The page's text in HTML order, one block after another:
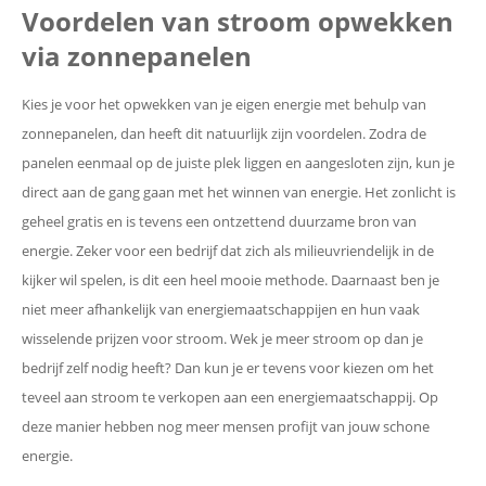
Voordelen van stroom opwekken
via zonnepanelen
Kies je voor het opwekken van je eigen energie met behulp van
zonnepanelen, dan heeft dit natuurlijk zijn voordelen. Zodra de
panelen eenmaal op de juiste plek liggen en aangesloten zijn, kun je
direct aan de gang gaan met het winnen van energie. Het zonlicht is
geheel gratis en is tevens een ontzettend duurzame bron van
energie. Zeker voor een bedrijf dat zich als milieuvriendelijk in de
kijker wil spelen, is dit een heel mooie methode. Daarnaast ben je
niet meer afhankelijk van energiemaatschappijen en hun vaak
wisselende prijzen voor stroom. Wek je meer stroom op dan je
bedrijf zelf nodig heeft? Dan kun je er tevens voor kiezen om het
teveel aan stroom te verkopen aan een energiemaatschappij. Op
deze manier hebben nog meer mensen profijt van jouw schone
energie.